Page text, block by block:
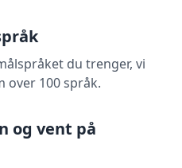
du trenger, vi
over 100 språk.
og vent på